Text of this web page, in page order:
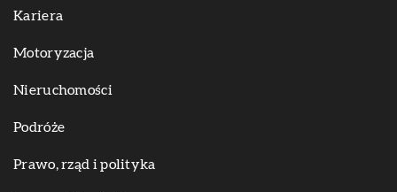
Kariera
Motoryzacja
Nieruchomości
Podróże
Prawo, rząd i polityka